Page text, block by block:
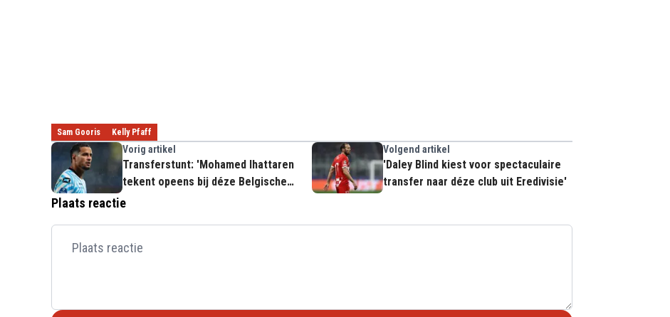
Sam Gooris Kelly Pfaff
Vorig artikel
Transferstunt: 'Mohamed Ihattaren
tekent opeens bij déze Belgische
topclub'
Volgend artikel
'Daley Blind kiest voor spectaculaire
transfer naar déze club uit Eredivisie'
Plaats reactie